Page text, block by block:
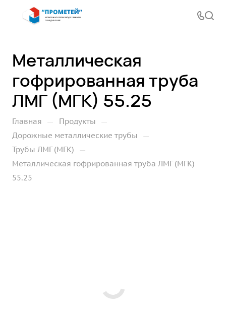
Металлическая
гофрированная труба
ЛМГ (МГК) 55.25
Главная — Продукты —
Дорожные металлические трубы —
Трубы ЛМГ (МГК) —
Металлическая гофрированная труба ЛМГ (МГК)
55.25